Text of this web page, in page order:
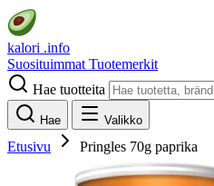
kalori .info
Suosituimmat Tuotemerkit
Hae tuotteita
Hae Valikko
Etusivu Pringles 70g paprika